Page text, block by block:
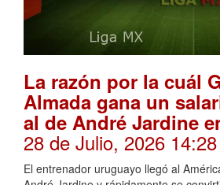
La razón por la cuál
Almada gana un
al de André Jardine
28 de Julio, 2026 14:28
El entrenador uruguayo llegó al